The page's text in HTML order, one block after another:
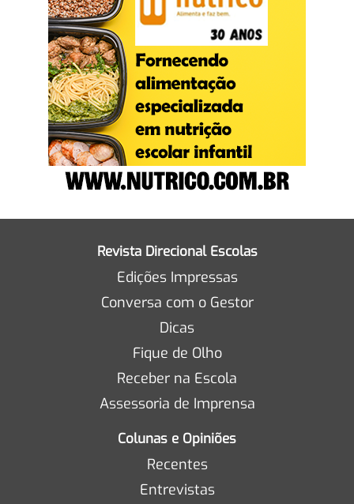
Revista Direcional Escolas
Edições Impressas
Conversa com o Gestor
Dicas
Fique de Olho
Receber na Escola
Assessoria de Imprensa
Colunas e Opiniões
Recentes
Entrevistas